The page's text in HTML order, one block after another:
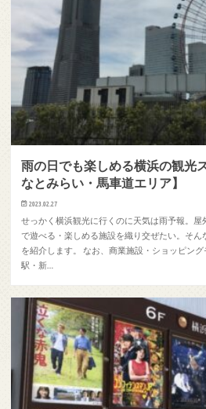
雨の日でも楽しめる横浜の観光
なとみらい・馬車道エリア】
2023.02.27
せっかく横浜観光に行くのに天気は雨予報。屋
で遊べる・楽しめる施設を織り交ぜたい。そ
を紹介します。 なお、商業施設・ショッピン
駅・新…